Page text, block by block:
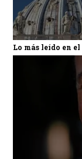
Lo más leído en